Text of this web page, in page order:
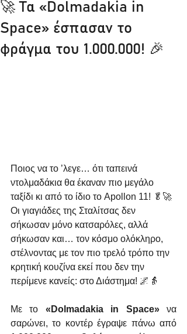
🚀 Τα «Dolmadakia in
Space» έσπασαν το
φράγμα του 1.000.000! 🎉
Ποιος να το ’λεγε… ότι ταπεινά
ντολμαδάκια θα έκαναν πιο μεγάλο
ταξίδι κι από το ίδιο το Apollon 11! 🥬🚀
Οι γιαγιάδες της Σταλίτσας δεν
σήκωσαν μόνο κατσαρόλες, αλλά
σήκωσαν και… τον κόσμο ολόκληρο,
στέλνοντας με τον πιο τρελό τρόπο την
κρητική κουζίνα εκεί που δεν την
περίμενε κανείς: στο Διάστημα! 🌌👵
Με το «Dolmadakia in Space» να